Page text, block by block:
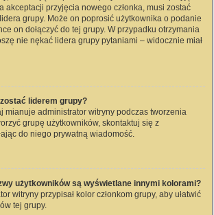
akceptacji przyjęcia nowego członka, musi zostać
grupy. Może on poprosić użytkownika o podanie
on dołączyć do tej grupy. W przypadku otrzymania
nie nękać lidera grupy pytaniami – widocznie miał
liderem grupy?
mianuje administrator witryny podczas tworzenia
grupę użytkowników, skontaktuj się z
do niego prywatną wiadomość.
użytkowników są wyświetlane innymi kolorami?
witryny przypisał kolor członkom grupy, aby ułatwić
tej grupy.